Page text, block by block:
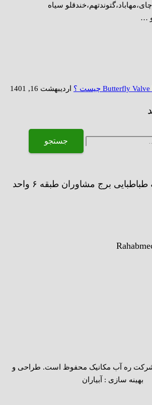
سیاه
و …
اردیبهشت 16, 1401
تبریز : خیابان علامه طباطبایی برج مشاوران طبقه ۶ واحد
ره آب مکانیک محفوظ است. طراحی و
بهینه سازی : آبیاران